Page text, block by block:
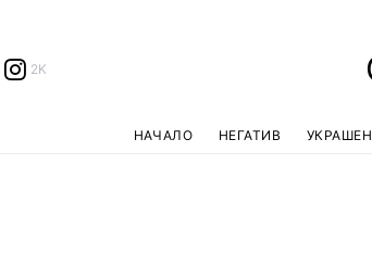
2K
НАЧАЛО НЕГАТИВ